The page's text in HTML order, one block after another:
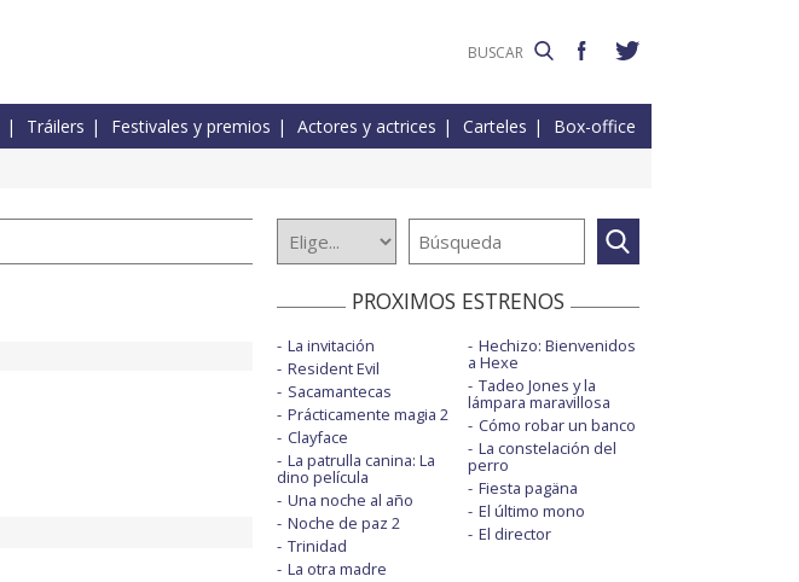
Tráilers Festivales y premios Actores y actrices Carteles Box-office
PROXIMOS ESTRENOS
La invitación
Resident Evil
Sacamantecas
Prácticamente magia 2
Clayface
La patrulla canina: La
dino película
Una noche al año
Noche de paz 2
Trinidad
La otra madre
Hechizo: Bienvenidos
a Hexe
Tadeo Jones y la
lámpara maravillosa
Cómo robar un banco
La constelación del
perro
Fiesta pagäna
El último mono
El director